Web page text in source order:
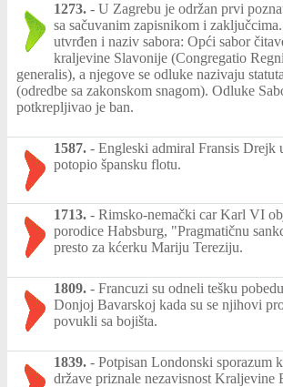
1273. - U Zagrebu je održan prvi
sa sačuvanim zapisnikom i
utvrđen i naziv sabora: Opći sabor
kraljevine Slavonije (Congregatio
generalis), a njegove se odluke nazivaju
(odredbe sa zakonskom snagom). Odluke
potkrepljivao je ban.
1587. - Engleski admiral Fransis Drejk
potopio špansku flotu.
1713. - Rimsko-nemački car Karl VI
porodice Habsburg, "Pragmatičnu
presto za kćerku Mariju Tereziju.
1809. - Francuzi su odneli tešku
Donjoj Bavarskoj kada su se njihovi
povukli sa bojišta.
1839. - Potpisan Londonski sporazum
države priznale nezavisnost Kraljevine